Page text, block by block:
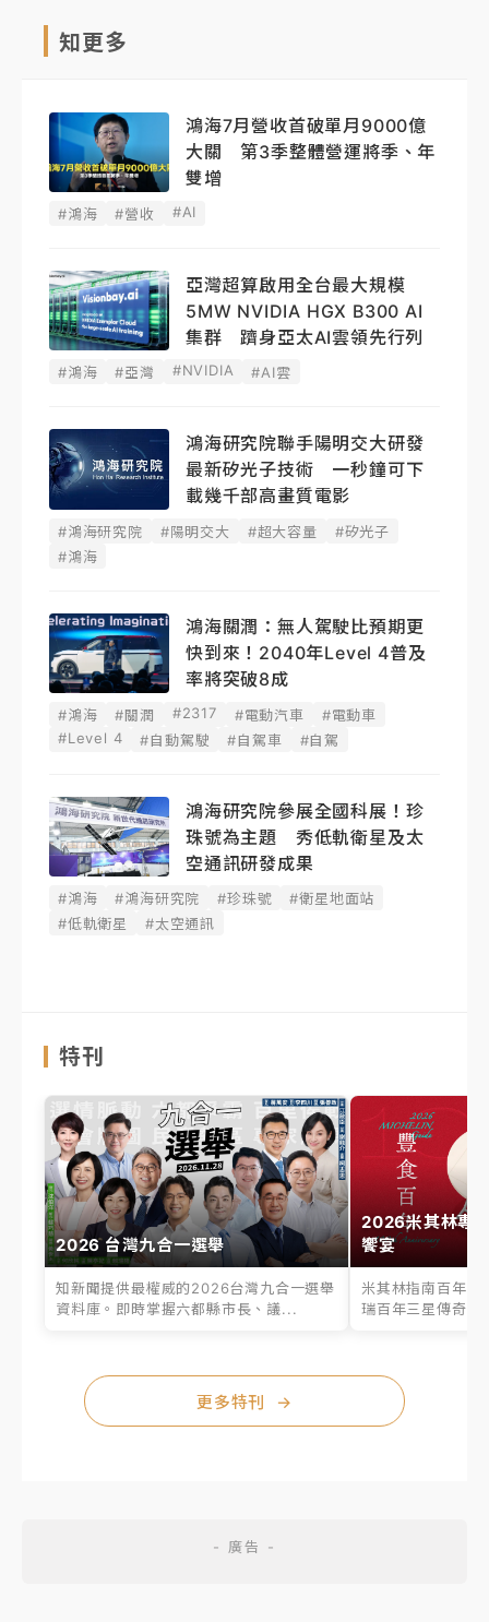
知更多
鴻海7月營收首破單月9000億
大關 第3季整體營運將季、年
雙增
#鴻海 #營收 #AI
亞灣超算啟用全台最大規模
5MW NVIDIA HGX B300 AI
集群 躋身亞太AI雲領先行列
#鴻海 #亞灣 #NVIDIA #AI雲
鴻海研究院聯手陽明交大研發
最新矽光子技術 一秒鐘可下
載幾千部高畫質電影
#鴻海研究院 #陽明交大 #超大容量
#矽光子
#鴻海
鴻海關潤：無人駕駛比預期更
快到來！2040年Level 4普及
率將突破8成
#鴻海 #關潤 #2317 #電動汽車
#電動車
#Level 4
#自動駕駛 #自駕車 #自駕
鴻海研究院參展全國科展！珍
珠號為主題 秀低軌衛星及太
空通訊研發成果
#鴻海 #鴻海研究院 #珍珠號
#衛星地面站
#低軌衛星
#太空通訊
特刊
2026 台灣九合一選舉
知新聞提供最權威的2026台灣九合一選舉
資料庫。即時掌握六都縣市長、議...
2026米其林專
饗宴
米其林指南百年之
瑞百年三星傳奇、
更多特刊 →